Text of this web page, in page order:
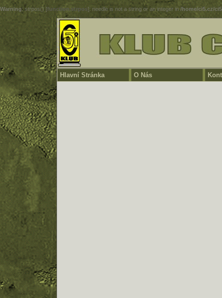
Warning: strpos() [function.strpos]: needle is not a string or an integer in/home/ci5.cz/
Hlavní Stránka O Nás